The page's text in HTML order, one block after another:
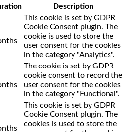
Description
This cookie is set by GDPR
Cookie Consent plugin. The
cookie is used to store the
user consent for the cookies
in the category "Analytics".
The cookie is set by GDPR
cookie consent to record the
user consent for the cookies
in the category "Functional".
This cookie is set by GDPR
Cookie Consent plugin. The
cookies is used to store the